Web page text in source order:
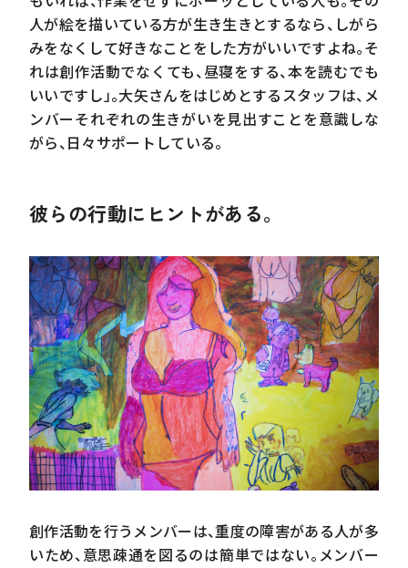
それぞれの人生から生まれた作風に圧倒される。
彼らの行動にヒントがある。
人が絵を描いている方が生き生きとするなら、しがら
みをなくして好きなことをした方がいいですよね。そ
れは創作活動でなくても、昼寝をする、本を読むでも
いいですし」。大矢さんをはじめとするスタッフは、メ
ンバーそれぞれの生きがいを見出すことを意識しな
がら、日々サポートしている。
彼らの行動にヒントがある。
創作活動を行うメンバーは、重度の障害がある人が多
いため、意思疎通を図るのは簡単ではない。メンバー